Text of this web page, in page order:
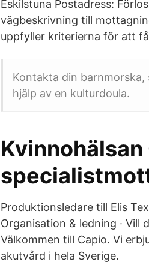
Eskilstuna Postadress:
vägbeskrivning till
uppfyller kriterierna för att
Kontakta din
hjälp av en kulturdoula.
Produktionsledare till Elis
Organisation & ledning ·
Välkommen till Capio. Vi
akutvård i hela Sverige.